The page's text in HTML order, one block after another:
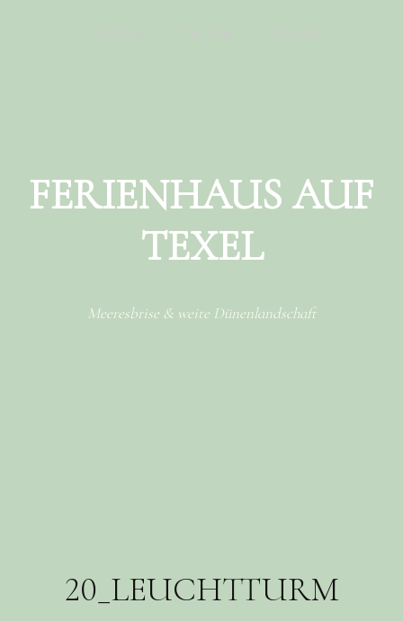
FERIENHAUS AUF
TEXEL
Meeresbrise & weite Dünenlandschaft
20_LEUCHTTURM